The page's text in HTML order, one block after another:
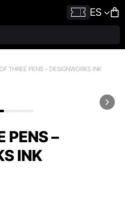
ES
THREE PENS – DESIGNWORKS INK
PENS –
INK